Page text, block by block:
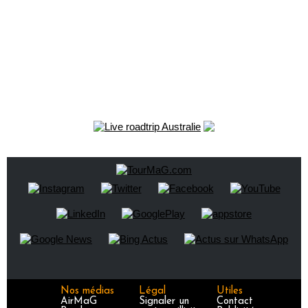
Nos médias
AirMaG
Légal
Signaler un
Utiles
Contact